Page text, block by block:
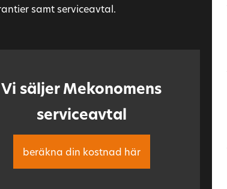
samt serviceavtal.
Vi säljer Mekonomens
serviceavtal
beräkna din kostnad här